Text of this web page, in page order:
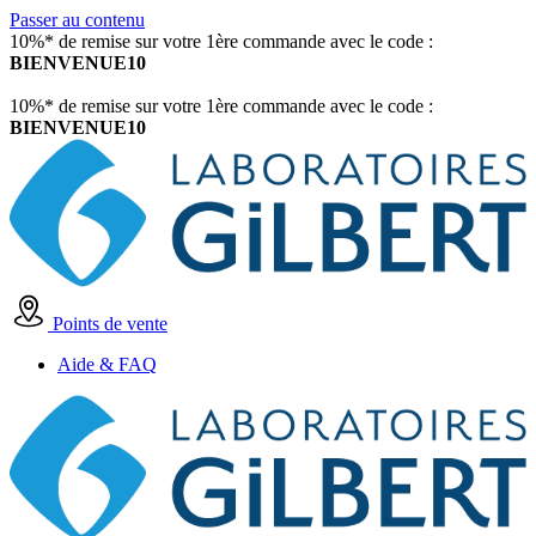
Passer au contenu
10%* de remise sur votre 1ère commande avec le code :
BIENVENUE10
10%* de remise sur votre 1ère commande avec le code :
BIENVENUE10
Points de vente
Aide & FAQ